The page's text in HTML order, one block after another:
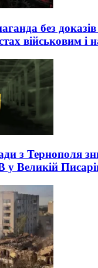
без
військовим і
з Тернополя
у Великій